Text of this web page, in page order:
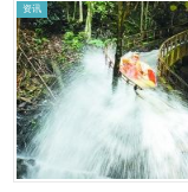
资讯